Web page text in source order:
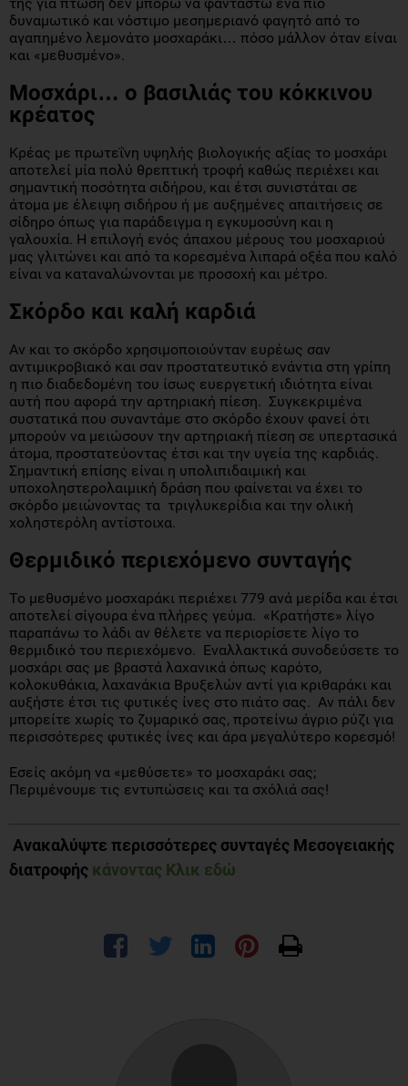
δυναμωτικό και νόστιμο μεσημεριανό φαγητό από το
αγαπημένο λεμονάτο μοσχαράκι… πόσο μάλλον όταν είναι
και «μεθυσμένο».
Μοσχάρι… ο βασιλιάς του κόκκινου
κρέατος
Κρέας με πρωτεΐνη υψηλής βιολογικής αξίας το μοσχάρι
αποτελεί μία πολύ θρεπτική τροφή καθώς περιέχει και
σημαντική ποσότητα σιδήρου, και έτσι συνιστάται σε
άτομα με έλειψη σιδήρου ή με αυξημένες απαιτήσεις σε
σίδηρο όπως για παράδειγμα η εγκυμοσύνη και η
γαλουχία. Η επιλογή ενός άπαχου μέρους του μοσχαριού
μας γλιτώνει και από τα κορεσμένα λιπαρά οξέα που καλό
είναι να καταναλώνονται με προσοχή και μέτρο.
Σκόρδο και καλή καρδιά
Αν και το σκόρδο χρησιμοποιούνταν ευρέως σαν
αντιμικροβιακό και σαν προστατευτικό ενάντια στη γρίπη
η πιο διαδεδομένη του ίσως ευεργετική ιδιότητα είναι
αυτή που αφορά την αρτηριακή πίεση. Συγκεκριμένα
συστατικά που συναντάμε στο σκόρδο έχουν φανεί ότι
μπορούν να μειώσουν την αρτηριακή πίεση σε υπερτασικά
άτομα, προστατεύοντας έτσι και την υγεία της καρδιάς.
Σημαντική επίσης είναι η υπολιπιδαιμική και
υποχοληστερολαιμική δράση που φαίνεται να έχει το
σκόρδο μειώνοντας τα τριγλυκερίδια και την ολική
χοληστερόλη αντίστοιχα.
Θερμιδικό περιεχόμενο συνταγής
Το μεθυσμένο μοσχαράκι περιέχει 779 ανά μερίδα και έτσι
αποτελεί σίγουρα ένα πλήρες γεύμα. «Κρατήστε» λίγο
παραπάνω το λάδι αν θέλετε να περιορίσετε λίγο το
θερμιδικό του περιεχόμενο. Εναλλακτικά συνοδεύσετε το
μοσχάρι σας με βραστά λαχανικά όπως καρότο,
κολοκυθάκια, λαχανάκια Βρυξελών αντί για κριθαράκι και
αυξήστε έτσι τις φυτικές ίνες στο πιάτο σας. Αν πάλι δεν
μπορείτε χωρίς το ζυμαρικό σας, προτείνω άγριο ρύζι για
περισσότερες φυτικές ίνες και άρα μεγαλύτερο κορεσμό!
Εσείς ακόμη να «μεθύσετε» το μοσχαράκι σας;
Περιμένουμε τις εντυπώσεις και τα σχόλιά σας!
Ανακαλύψτε περισσότερες συνταγές Μεσογειακής
διατροφής κάνοντας Κλικ εδώ